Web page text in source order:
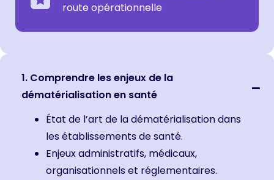
route opérationnelle
1. Comprendre les enjeux de la
dématérialisation en santé
État de l’art de la dématérialisation dans
les établissements de santé.
Enjeux administratifs, médicaux,
organisationnels et réglementaires.